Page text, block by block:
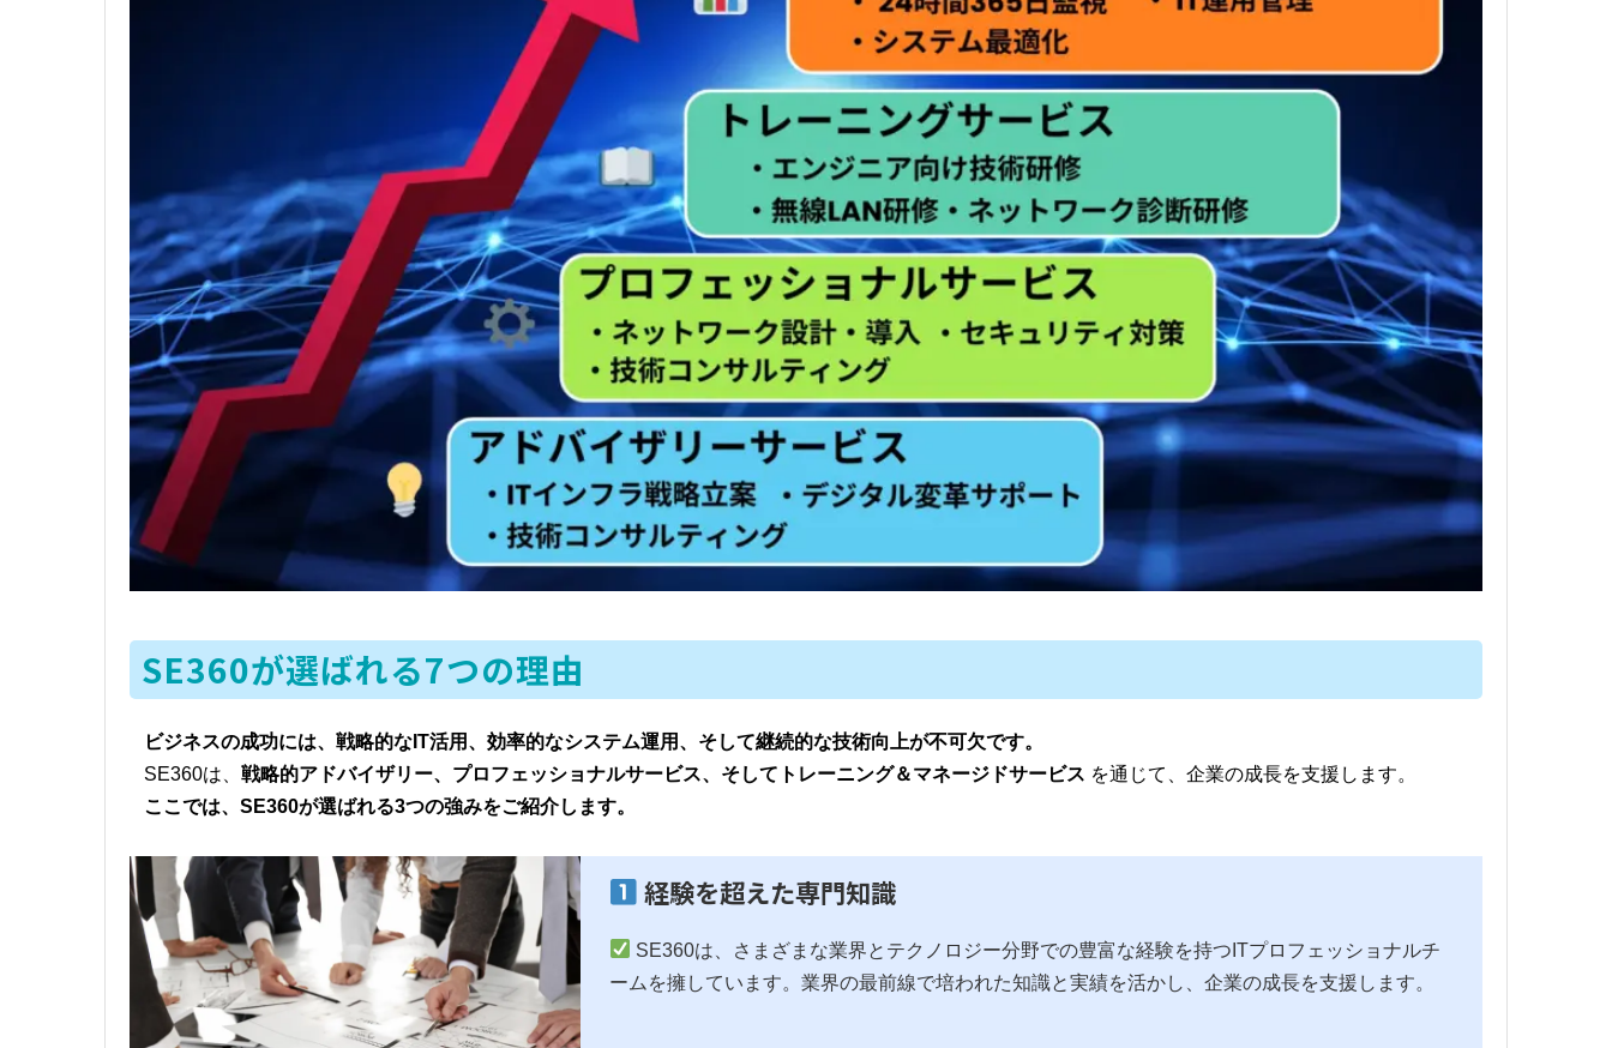
SE360が選ばれる7つの理由
ビジネスの成功には、戦略的なIT活用、効率的なシステム運用、そして継続的な技術向上が不可欠です。
SE360は、 戦略的アドバイザリー、プロフェッショナルサービス、そしてトレーニング＆マネージドサービス を通じて、企業の成長を支援します。
ここでは、SE360が選ばれる3つの強みをご紹介します。
経験を超えた専門知識
SE360は、さまざまな業界とテクノロジー分野での豊富な経験を持つITプロフェッショナルチ
ームを擁しています。業界の最前線で培われた知識と実績を活かし、企業の成長を支援します。